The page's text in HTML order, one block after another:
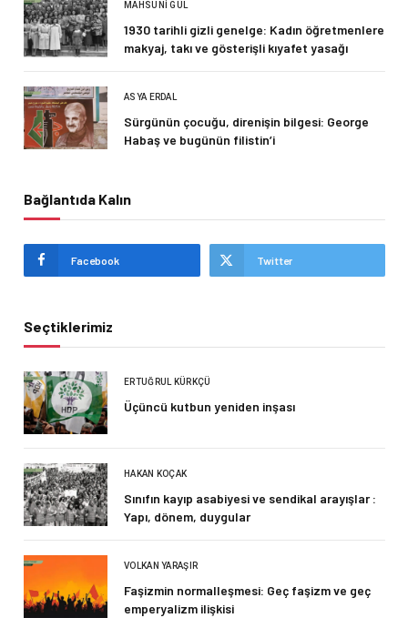
MAHSUNI GÜL
1930 tarihli gizli genelge: Kadın öğretmenlere
makyaj, takı ve gösterişli kıyafet yasağı
ASYA ERDAL
Sürgünün çocuğu, direnişin bilgesi: George
Habaş ve bugünün filistin’i
Bağlantıda Kalın
Facebook Twitter
Seçtiklerimiz
ERTUĞRUL KÜRKÇÜ
Üçüncü kutbun yeniden inşası
HAKAN KOÇAK
Sınıfın kayıp asabiyesi ve sendikal arayışlar :
Yapı, dönem, duygular
VOLKAN YARAŞIR
Faşizmin normalleşmesi: Geç faşizm ve geç
emperyalizm ilişkisi